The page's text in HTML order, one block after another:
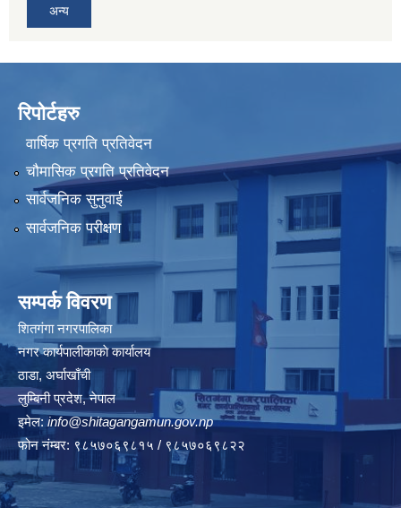
अन्य
रिपोर्टहरु
वार्षिक प्रगति प्रतिवेदन
चौमासिक प्रगति प्रतिवेदन
सार्वजनिक सुनुवाई
सार्वजनिक परीक्षण
सम्पर्क विवरण
शितगंगा नगरपालिका
नगर कार्यपालीकाकाे कार्यालय
ठाडा, अर्घाखाँची
लुम्बिनी प्रदेश, नेपाल
इमेल: info@shitagangamun.gov.np
फोन नंम्बर: ९८५७०६९८१५ / ९८५७०६९८२२